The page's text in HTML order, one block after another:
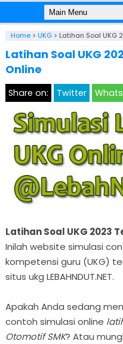
Home> UKG> Latihan Soal UKG
Latihan Soal UKG
Online
Share on: Twitter
Latihan Soal UKG 2023
Inilah website simulasi
kompetensi guru (UKG)
situs ukg LEBAHNDUT.NET.
Apakah Anda sedang
contoh simulasi online
Otomotif SMK? Atau